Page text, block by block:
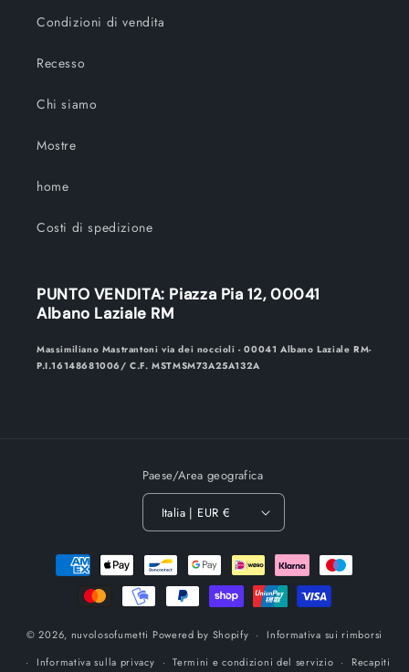
Condizioni di vendita
Recesso
Chi siamo
Mostre
home
Costi di spedizione
PUNTO VENDITA: Piazza Pia 12, 00041
Albano Laziale RM
Massimiliano Mastrantoni via dei noccioli - 00041 Albano Laziale RM-
P.I.16148681006/ C.F. MSTMSM73A25A132A
Paese/Area geografica
Italia | EUR €
Metodi
pagamento
© 2026, nuvolosofumetti Powered by Shopify
Informativa sui rimborsi
Informativa sulla privacy
Termini e condizioni del servizio Recapiti